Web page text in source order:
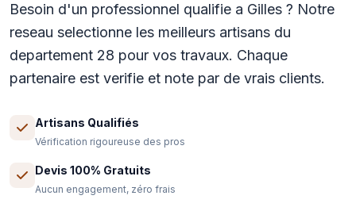
Besoin d'un professionnel qualifie a Gilles ? Notre
reseau selectionne les meilleurs artisans du
departement 28 pour vos travaux. Chaque
partenaire est verifie et note par de vrais clients.
Artisans Qualifiés
Vérification rigoureuse des pros
Devis 100% Gratuits
Aucun engagement, zéro frais